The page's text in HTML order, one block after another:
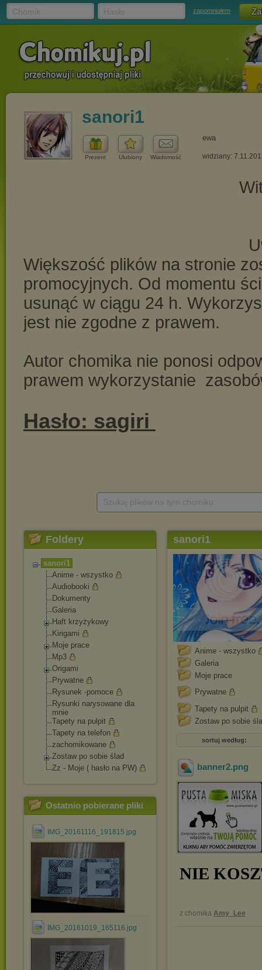
zapomniałem
sanori1
Prezent Ulubiony Wiadomość
ewa
widziany:
Foldery
sanori1
Anime - wszystko
Audiobooki
Dokumenty
Galeria
Haft krzyżykowy
Kirigami
Moje prace
Mp3
Origami
Prywatne
Rysunek -pomoce
Rysunki narysowane dla
mnie
Tapety na pulpit
Tapety na telefon
zachomikowane
Zostaw po sobie ślad
Zz - Moje ( hasło na PW)
Ostatnio pobierane pliki
IMG_20161116_191815.jpg
IMG_20161019_165116.jpg
sanori1
Anime - wszystko
Galeria
Moje prace
Prywatne
Tapety na pulpit
Zostaw po sobie
sortuj według:
banner2.png
NIE
z chomika Amy_Lee